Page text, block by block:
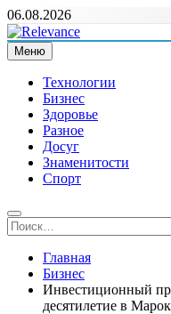
Перейти
к
содержимому
06.08.2026
Relevance
Релевантні новини —
Меню
Технологии
Бизнес
Здоровье
Разное
Досуг
Знаменитости
Спорт
Найти:
Главная
Бизнес
Инвестиционный
десятилетие в